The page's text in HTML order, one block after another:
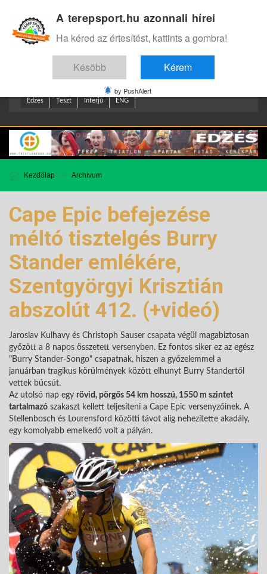
Edzes Teszt Interjú ENG
Kezdőlap Archívum
Cape Epic befejezése
méltó tisztelgés Burry
Stander emlékére,
Szentgyörgyi Krisztián
abszolút 412. (+videó)
Jaroslav Kulhavy és Christoph Sauser csapata végül magabiztosan
győzött a 8 napos összetett versenyben. Ez fontos siker ez az egész
"Burry Stander-Songo" csapatnak, hiszen a győzelemmel a
januárban tragikus körülmények között elhunyt Burry Standertől
vettek búcsút.
Az utolsó nap egy rövid, pörgős 54 km hosszú, 1550 m szintet
tartalmazó szakaszt kellett teljesíteni a Cape Epic versenyzőinek. A
Stellenbosch és Lourensford közötti távot alig nehezítette akadály,
egy komolyabb emelkedő volt a pályán.
A terepsport.hu azonnali hírei
Ha kéred az értesítést, kattints a gombra!
Késöbb Kérem
by PushAlert